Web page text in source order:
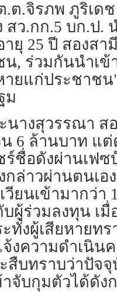
ต.จิรภพ ภูริเด
สว.กก.5 บก.ป.
ยุ 25 ปี สองสา
, ร่วมกันนำเข้
ายแก่ประชาช
ม
นางสุวรรณา ส
น 6 ล้านบาท แ
ร์ชื่อดังผ่านเฟ
าวผ่านตนเอง
นเข้ามากว่า
ผู้ร่วมลงทุน เมื่
ทั่งผู้เสียหายท
งความดำเนิน
บทราบว่าปัจจุ
จับกุมตัวได้ดัง